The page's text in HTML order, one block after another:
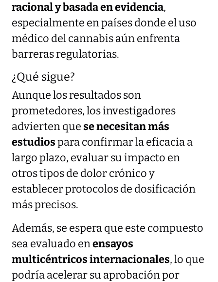
racional y basada en evidencia,
especialmente en países donde el uso
médico del cannabis aún enfrenta
barreras regulatorias.
¿Qué sigue?
Aunque los resultados son
prometedores, los investigadores
advierten que se necesitan más
estudiospara confirmar la eficacia a
largo plazo, evaluar su impacto en
otros tipos de dolor crónico y
establecer protocolos de dosificación
más precisos.
Además, se espera que este compuesto
sea evaluado enensayos
multicéntricos internacionales, lo que
podría acelerar su aprobación por